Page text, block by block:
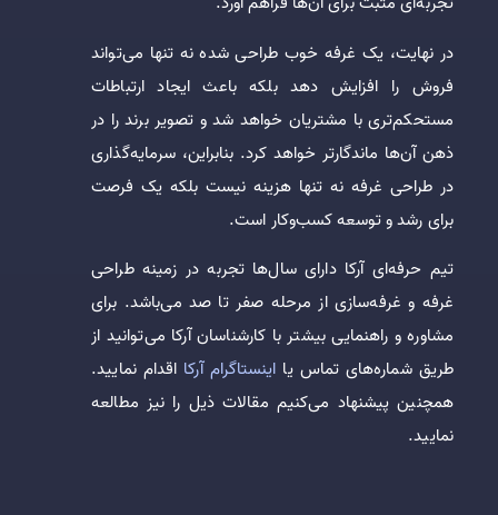
در نهایت، یک غرفه خوب طراحی شده نه تنها می‌تواند
فروش را افزایش دهد بلکه باعث ایجاد ارتباطات
مستحکم‌تری با مشتریان خواهد شد و تصویر برند را در
ذهن آن‌ها ماندگارتر خواهد کرد. بنابراین، سرمایه‌گذاری
در طراحی غرفه نه تنها هزینه نیست بلکه یک فرصت
برای رشد و توسعه کسب‌وکار است.
تیم حرفه‌ای آرکا دارای سال‌ها تجربه در زمینه طراحی
غرفه و غرفه‌سازی از مرحله صفر تا صد می‌باشد. برای
مشاوره و راهنمایی بیشتر با کارشناسان آرکا می‌توانید از
طریق شماره‌های تماس یا اینستاگرام آرکا اقدام نمایید.
همچنین پیشنهاد می‌کنیم مقالات ذیل را نیز مطالعه
نمایید.